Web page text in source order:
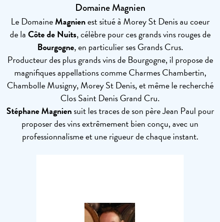
Domaine Magnien
Le DomaineMagnienest situé à Morey St Denis au coeur
de laCôte de Nuits, célèbre pour ces grands vins rouges de
Bourgogne, en particulier ses Grands Crus.
Producteur des plus grands vins de Bourgogne, il propose de
magnifiques appellations comme Charmes Chambertin,
Chambolle Musigny, Morey St Denis, et même le recherché
Clos Saint Denis Grand Cru.
Stéphane Magniensuit les traces de son père Jean Paul pour
proposer des vins extrêmement bien conçu, avec un
professionnalisme et une rigueur de chaque instant.